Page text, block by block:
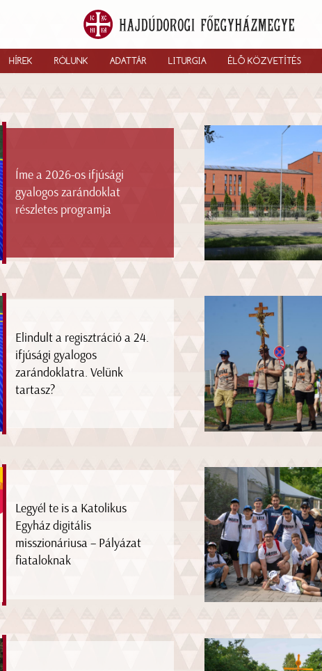
HÍREK RÓLUNK ADATTÁR LITURGIA ÉLŐ KÖZVETÍTÉS
Íme a 2026-os ifjúsági
gyalogos zarándoklat
részletes programja
Elindult a regisztráció a 24.
ifjúsági gyalogos
zarándoklatra. Velünk
tartasz?
Legyél te is a Katolikus
Egyház digitális
misszionáriusa – Pályázat
fiataloknak